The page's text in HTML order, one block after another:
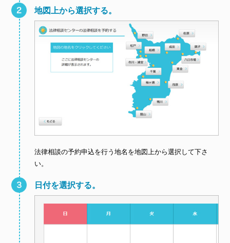
地図上から選択する。
法律相談の予約申込を行う地名を地図上から選択して下さ
い。
日付を選択する。